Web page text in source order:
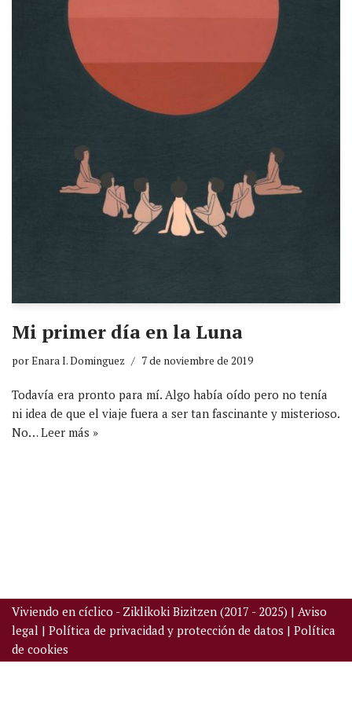
Mi primer día en la Luna
porEnara I. Dominguez 7 de noviembre de 2019
Todavía era pronto para mí. Algo había oído pero no tenía
ni idea de que el viaje fuera a ser tan fascinante y misterioso.
No…Leer más »
Viviendo en cíclico - Ziklikoki Bizitzen (2017 - 2025) | Aviso
legal | Política de privacidad y protección de datos | Política
de cookies